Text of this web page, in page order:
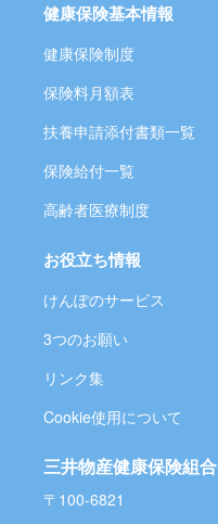
健康保険基本情報
健康保険制度
保険料月額表
扶養申請添付書類一覧
保険給付一覧
高齢者医療制度
お役立ち情報
けんぽのサービス
3つのお願い
リンク集
Cookie使用について
三井物産健康保険組合
〒100-6821